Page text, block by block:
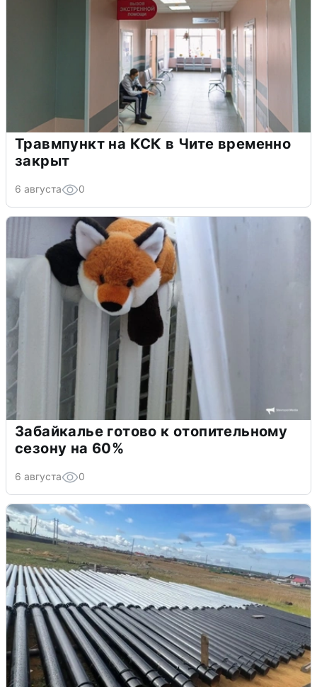
Травмпункт на КСК в Чите временно
закрыт
6 августа 0
Забайкалье готово к отопительному
сезону на 60%
6 августа 0